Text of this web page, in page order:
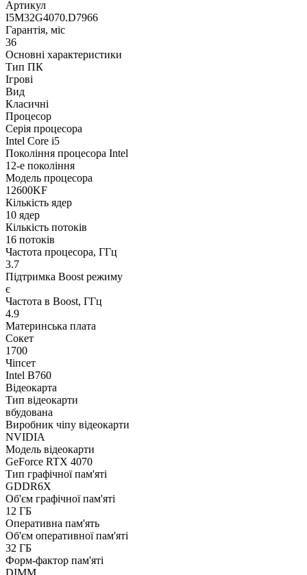
Артикул
I5M32G4070.D7966
Гарантія, міс
36
Основні характеристики
Тип ПК
Ігрові
Вид
Класичні
Процесор
Серія процесора
Intel Core i5
Покоління процесора Intel
12-е покоління
Модель процесора
12600KF
Кількість ядер
10 ядер
Кількість потоків
16 потоків
Частота процесора, ГГц
3.7
Підтримка Boost режиму
є
Частота в Boost, ГГц
4.9
Материнська плата
Сокет
1700
Чіпсет
Intel B760
Відеокарта
Тип відеокарти
вбудована
Виробник чіпу відеокарти
NVIDIA
Модель відеокарти
GeForce RTX 4070
Тип графічної пам'яті
GDDR6X
Об'єм графічної пам'яті
12 ГБ
Оперативна пам'ять
Об'єм оперативної пам'яті
32 ГБ
Форм-фактор пам'яті
DIMM